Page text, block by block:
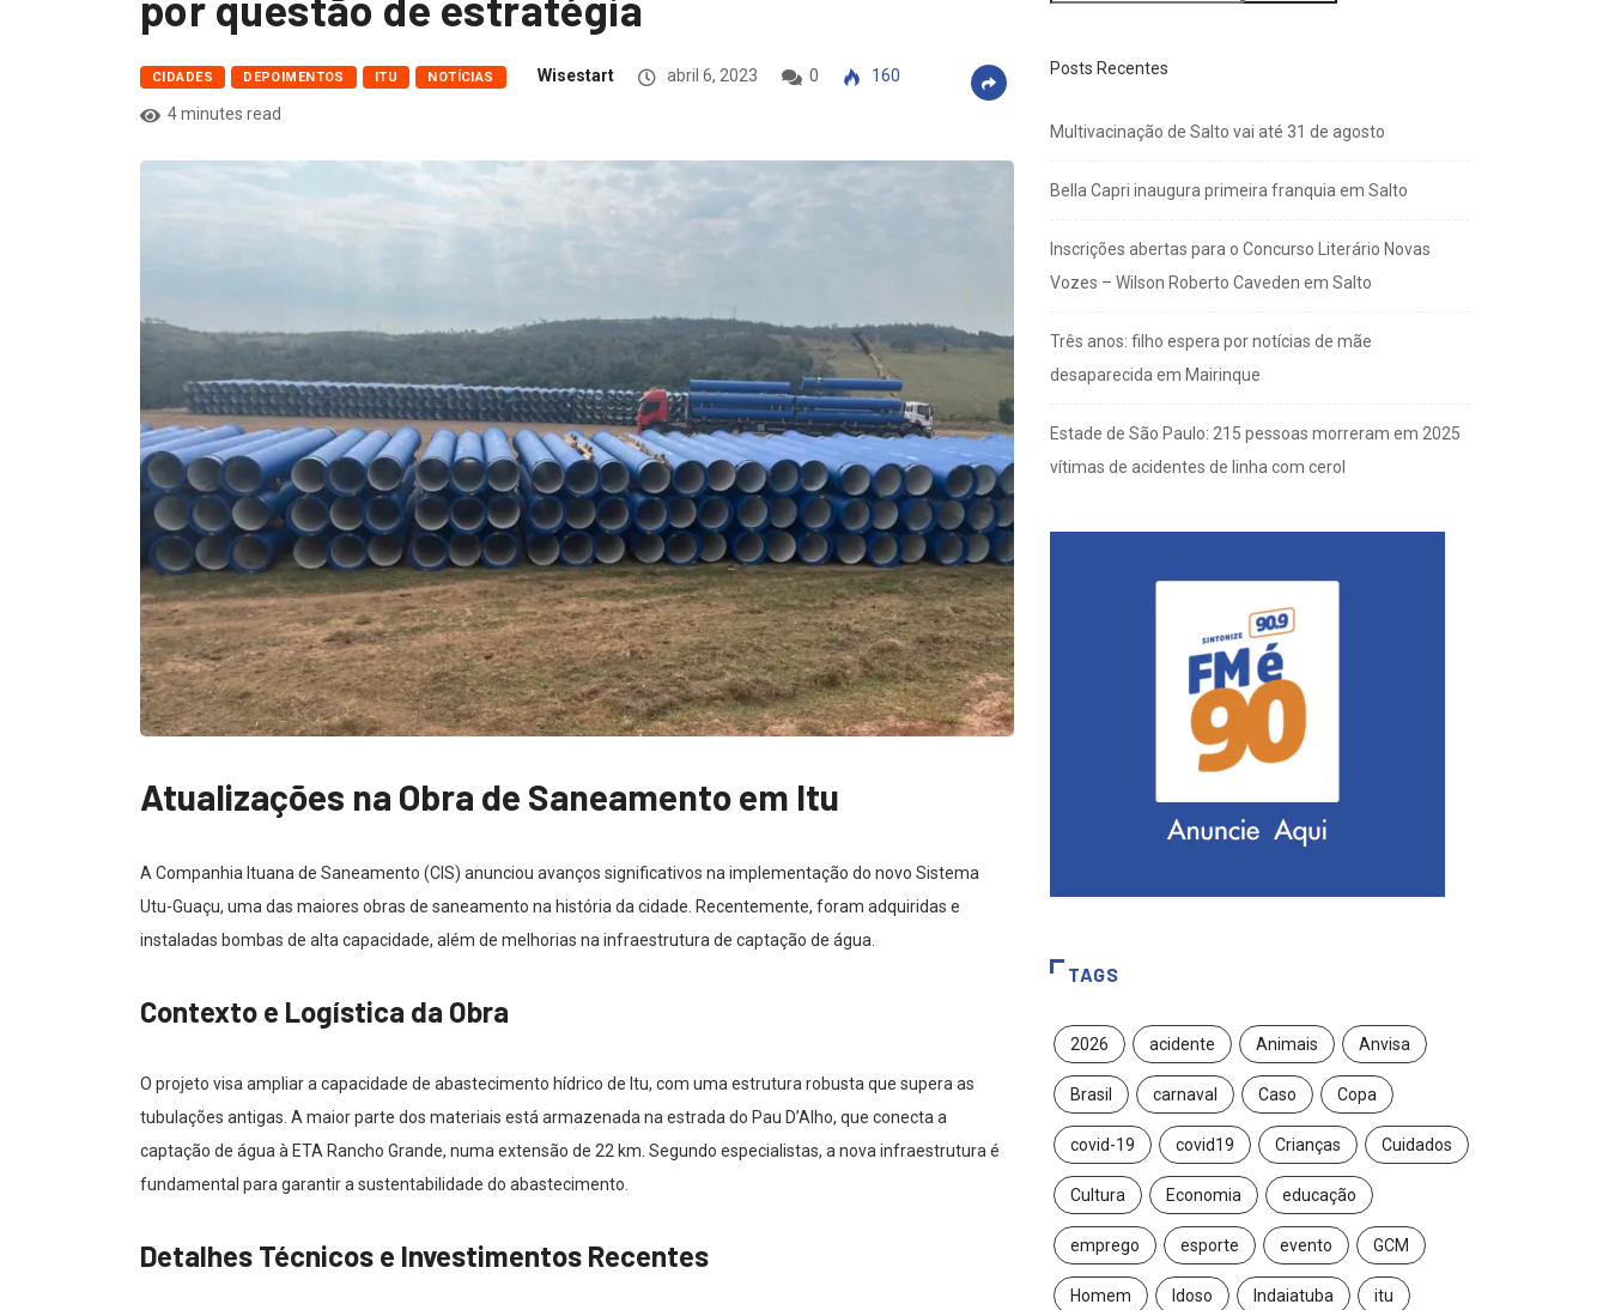
CIDADES DEPOIMENTOS ITU NOTÍCIAS Wisestart abril 6, 2023 0
160
4 minutes read
Atualizações na Obra de Saneamento em Itu
A Companhia Ituana de Saneamento (CIS) anunciou avanços significativos na implementação do novo Sistema
Utu-Guaçu, uma das maiores obras de saneamento na história da cidade. Recentemente, foram adquiridas e
instaladas bombas de alta capacidade, além de melhorias na infraestrutura de captação de água.
Contexto e Logística da Obra
O projeto visa ampliar a capacidade de abastecimento hídrico de Itu, com uma estrutura robusta que supera as
tubulações antigas. A maior parte dos materiais está armazenada na estrada do Pau D’Alho, que conecta a
captação de água à ETA Rancho Grande, numa extensão de 22 km. Segundo especialistas, a nova infraestrutura é
fundamental para garantir a sustentabilidade do abastecimento.
Detalhes Técnicos e Investimentos Recentes
Posts Recentes
Multivacinação de Salto vai até 31 de agosto
Bella Capri inaugura primeira franquia em Salto
Inscrições abertas para o Concurso Literário Novas
Vozes – Wilson Roberto Caveden em Salto
Três anos: filho espera por notícias de mãe
desaparecida em Mairinque
Estade de São Paulo: 215 pessoas morreram em 2025
vítimas de acidentes de linha com cerol
TAGS
2026 acidente Animais Anvisa
Brasil carnaval Caso Copa
covid-19 covid19 Crianças Cuidados
Cultura Economia educação
emprego esporte evento GCM
Homem Idoso Indaiatuba itu